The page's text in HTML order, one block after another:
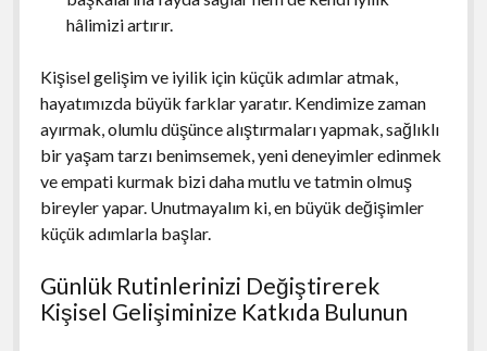
hâlimizi artırır.
Kişisel gelişim ve iyilik için küçük adımlar atmak,
hayatımızda büyük farklar yaratır. Kendimize zaman
ayırmak, olumlu düşünce alıştırmaları yapmak, sağlıklı
bir yaşam tarzı benimsemek, yeni deneyimler edinmek
ve empati kurmak bizi daha mutlu ve tatmin olmuş
bireyler yapar. Unutmayalım ki, en büyük değişimler
küçük adımlarla başlar.
Günlük Rutinlerinizi Değiştirerek
Kişisel Gelişiminize Katkıda Bulunun